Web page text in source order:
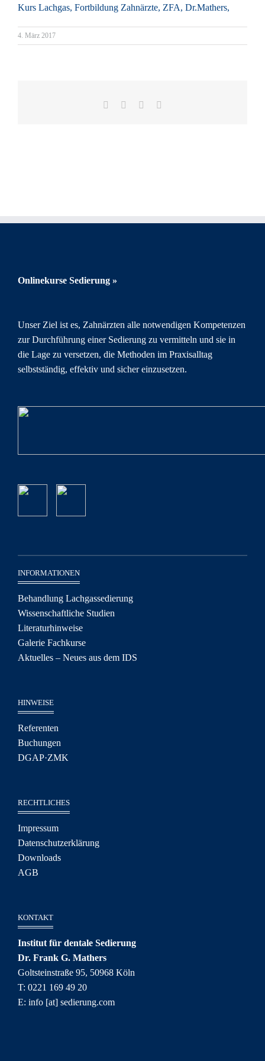
4. März 2017
Facebook LinkedIn
Onlinekurse Sedierung »
Unser Ziel ist es, Zahnärzten alle notwendigen Kompetenzen
zur Durchführung einer Sedierung zu vermitteln und sie in
die Lage zu versetzen, die Methoden im Praxisalltag
selbstständig, effektiv und sicher einzusetzen.
INFORMATIONEN
Behandlung Lachgassedierung
Wissenschaftliche Studien
Literaturhinweise
Galerie Fachkurse
Aktuelles – Neues aus dem IDS
HINWEISE
Referenten
Buchungen
DGAP·ZMK
RECHTLICHES
Impressum
Datenschutzerklärung
Downloads
AGB
KONTAKT
Institut für dentale Sedierung
Dr. Frank G. Mathers
Goltsteinstraße 95, 50968 Köln
T: 0221 169 49 20
E: info [at] sedierung.com